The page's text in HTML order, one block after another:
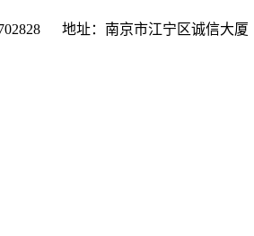
地址：南京市江宁区诚信大厦